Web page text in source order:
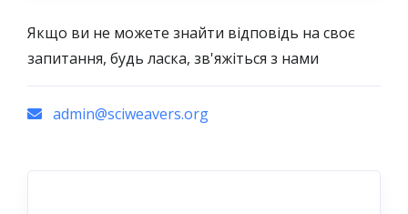
Якщо ви не можете знайти відповідь на своє
запитання, будь ласка, зв'яжіться з нами
admin@sciweavers.org